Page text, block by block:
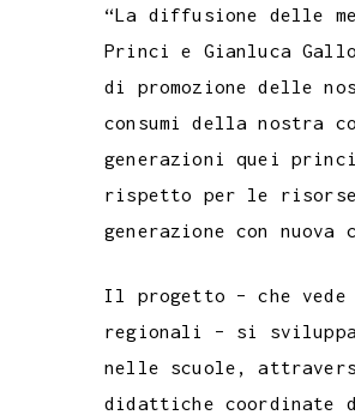
“La diffusione delle
Princi e Gianluca
di promozione delle
consumi della nostra
generazioni quei
rispetto per le risorse
generazione con nuova
Il progetto – che
regionali – si
nelle scuole,
didattiche coordinate